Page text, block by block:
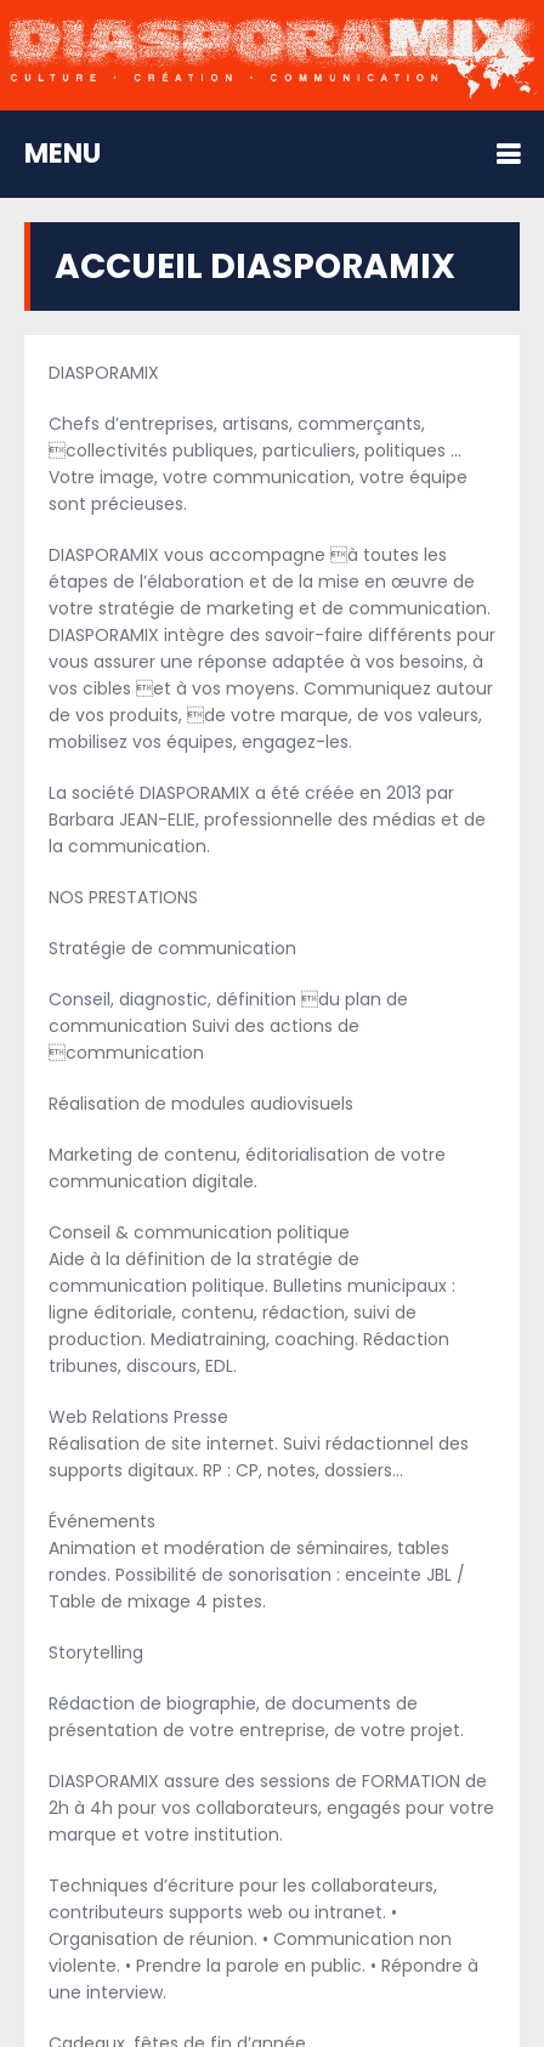
MENU
ACCUEIL DIASPORAMIX
DIASPORAMIX
Chefs d’entreprises, artisans, commerçants,
collectivités publiques, particuliers, politiques …
Votre image, votre communication, votre équipe
sont précieuses.
DIASPORAMIX vous accompagne à toutes les
étapes de l’élaboration et de la mise en œuvre de
votre stratégie de marketing et de communication.
DIASPORAMIX intègre des savoir-faire différents pour
vous assurer une réponse adaptée à vos besoins, à
vos cibles et à vos moyens. Communiquez autour
de vos produits, de votre marque, de vos valeurs,
mobilisez vos équipes, engagez-les.
La société DIASPORAMIX a été créée en 2013 par
Barbara JEAN-ELIE, professionnelle des médias et de
la communication.
NOS PRESTATIONS
Stratégie de communication
Conseil, diagnostic, définition du plan de
communication Suivi des actions de
communication
Réalisation de modules audiovisuels
Marketing de contenu, éditorialisation de votre
communication digitale.
Conseil & communication politique
Aide à la définition de la stratégie de
communication politique. Bulletins municipaux :
ligne éditoriale, contenu, rédaction, suivi de
production. Mediatraining, coaching. Rédaction
tribunes, discours, EDL.
Web Relations Presse
Réalisation de site internet. Suivi rédactionnel des
supports digitaux. RP : CP, notes, dossiers…
Événements
Animation et modération de séminaires, tables
rondes. Possibilité de sonorisation : enceinte JBL /
Table de mixage 4 pistes.
Storytelling
Rédaction de biographie, de documents de
présentation de votre entreprise, de votre projet.
DIASPORAMIX assure des sessions de FORMATION de
2h à 4h pour vos collaborateurs, engagés pour votre
marque et votre institution.
Techniques d’écriture pour les collaborateurs,
contributeurs supports web ou intranet. •
Organisation de réunion. • Communication non
violente. • Prendre la parole en public. • Répondre à
une interview.